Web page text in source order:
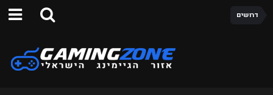
דרושים